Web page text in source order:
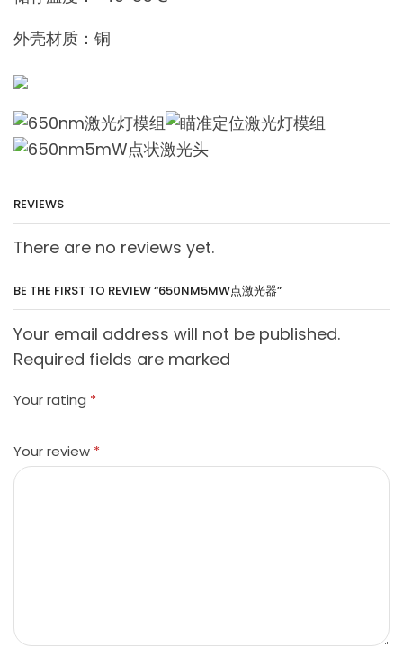
外壳材质：铜
REVIEWS
There are no reviews yet.
BE THE FIRST TO REVIEW “650NM5MW点激光器”
Your email address will not be published.
Required fields are marked
Your rating *
Your review *